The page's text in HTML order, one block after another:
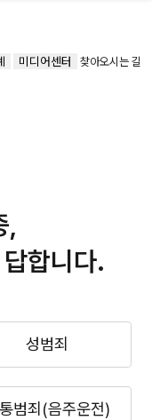
미디어센터
찾아오시는 길
,
합니다.
성범죄
범죄(음주운전)